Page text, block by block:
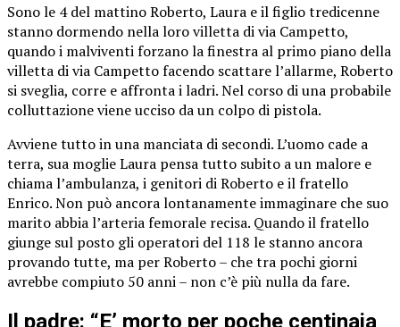
Sono le 4 del mattino Roberto, Laura e il figlio tredicenne
stanno dormendo nella loro villetta di via Campetto,
quando i malviventi forzano la finestra al primo piano della
villetta di via Campetto facendo scattare l’allarme, Roberto
si sveglia, corre e affronta i ladri. Nel corso di una probabile
colluttazione viene ucciso da un colpo di pistola.
Avviene tutto in una manciata di secondi. L’uomo cade a
terra, sua moglie Laura pensa tutto subito a un malore e
chiama l’ambulanza, i genitori di Roberto e il fratello
Enrico. Non può ancora lontanamente immaginare che suo
marito abbia l’arteria femorale recisa. Quando il fratello
giunge sul posto gli operatori del 118 le stanno ancora
provando tutte, ma per Roberto – che tra pochi giorni
avrebbe compiuto 50 anni – non c’è più nulla da fare.
Il padre: “E’ morto per poche centinaia